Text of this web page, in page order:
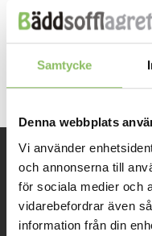
Samtycke
Denna webbplats
Vi använder
och annonserna till
för sociala medier och
vidarebefordrar även
information från din
Both comments and
←Previous
Next→
INFORMATION
Om oss